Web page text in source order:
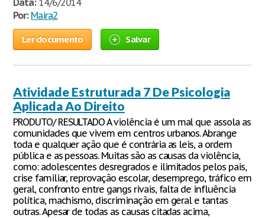
Data:14/6/2014
Por: Maira2
Ler documento Salvar
Atividade Estruturada 7 De Psicologia
Aplicada Ao Direito
PRODUTO/ RESULTADO A violência é um mal que assola as
comunidades que vivem em centros urbanos. Abrange
toda e qualquer ação que é contrária as leis, a ordem
pública e as pessoas. Muitas são as causas da violência,
como: adolescentes desregrados e ilimitados pelos pais,
crise familiar, reprovação escolar, desemprego, tráfico em
geral, confronto entre gangs rivais, falta de influência
política, machismo, discriminação em geral e tantas
outras. Apesar de todas as causas citadas acima,